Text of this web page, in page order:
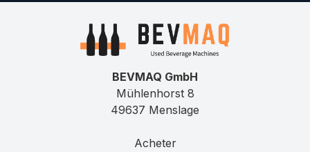
BEVMAQ GmbH
Mühlenhorst 8
49637 Menslage
Acheter